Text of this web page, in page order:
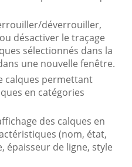
déverrouiller,
désactiver le traçage
sélectionnés dans la
une nouvelle fenêtre.
calques permettant
en catégories
des calques en
(nom, état,
épaisseur de ligne, style